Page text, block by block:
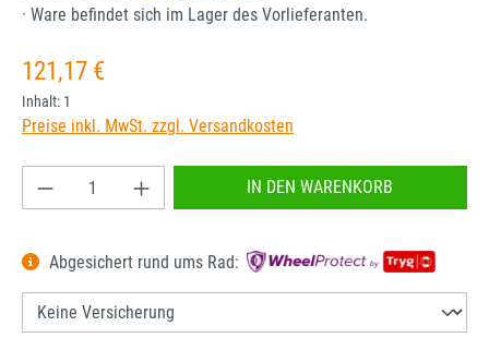
· Ware befindet sich im Lager des Vorlieferanten.
Regulärer Preis:
121,17 €
Inhalt: 1
Preise inkl. MwSt. zzgl. Versandkosten
Produkt Anzahl: Gib den gewünschten Wert
IN DEN WARENKORB
Abgesichert rund ums Rad: